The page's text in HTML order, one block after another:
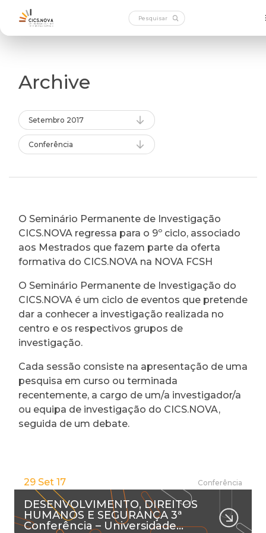
Archive
Setembro 2017
Conferência
O Seminário Permanente de Investigação
CICS.NOVA regressa para o 9º ciclo, associado
aos Mestrados que fazem parte da oferta
formativa do CICS.NOVA na NOVA FCSH
O Seminário Permanente de Investigação do
CICS.NOVA é um ciclo de eventos que pretende
dar a conhecer a investigação realizada no
centro e os respectivos grupos de
investigação.
Cada sessão consiste na apresentação de uma
pesquisa em curso ou terminada
recentemente, a cargo de um/a investigador/a
ou equipa de investigação do CICS.NOVA,
seguida de um debate.
29 Set 17 Conferência
DESENVOLVIMENTO, DIREITOS
HUMANOS E SEGURANÇA 3ª
Conferência – Universidade…